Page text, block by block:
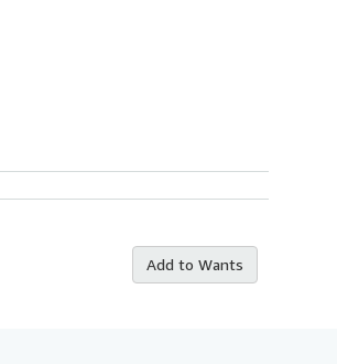
Add to Wants